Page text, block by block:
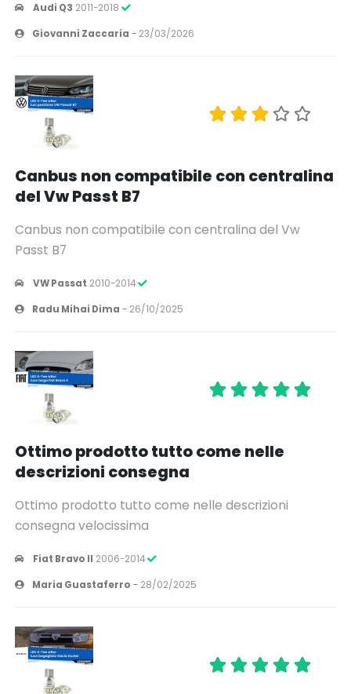
Audi Q3 2011-2018
Giovanni Zaccaria - 23/03/2026
Canbus non compatibile con centralina
del Vw Passt B7
Canbus non compatibile con centralina del Vw
Passt B7
VW Passat 2010-2014
Radu Mihai Dima - 26/10/2025
Ottimo prodotto tutto come nelle
descrizioni consegna
Ottimo prodotto tutto come nelle descrizioni
consegna velocissima
Fiat Bravo II 2006-2014
Maria Guastaferro - 28/02/2025